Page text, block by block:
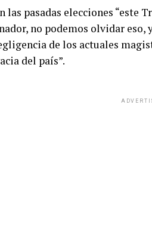
las pasadas elecciones “este
no podemos olvidar
de los actuales
del país”.